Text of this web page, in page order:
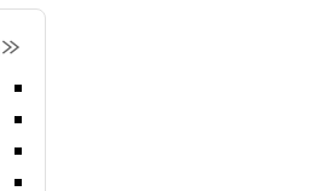
«naggish»